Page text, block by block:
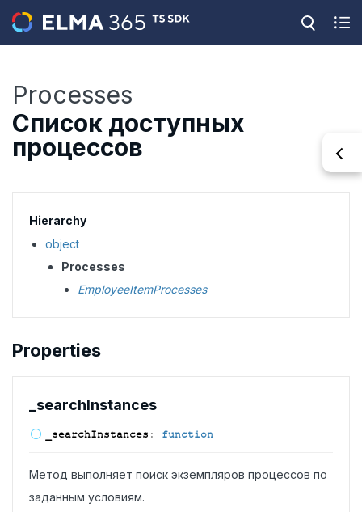
Processes
Список доступных
процессов
Hierarchy
object
Processes
EmployeeItemProcesses
Properties
_searchInstances
_searchInstances : function
Метод выполняет поиск экземпляров процессов по
заданным условиям.